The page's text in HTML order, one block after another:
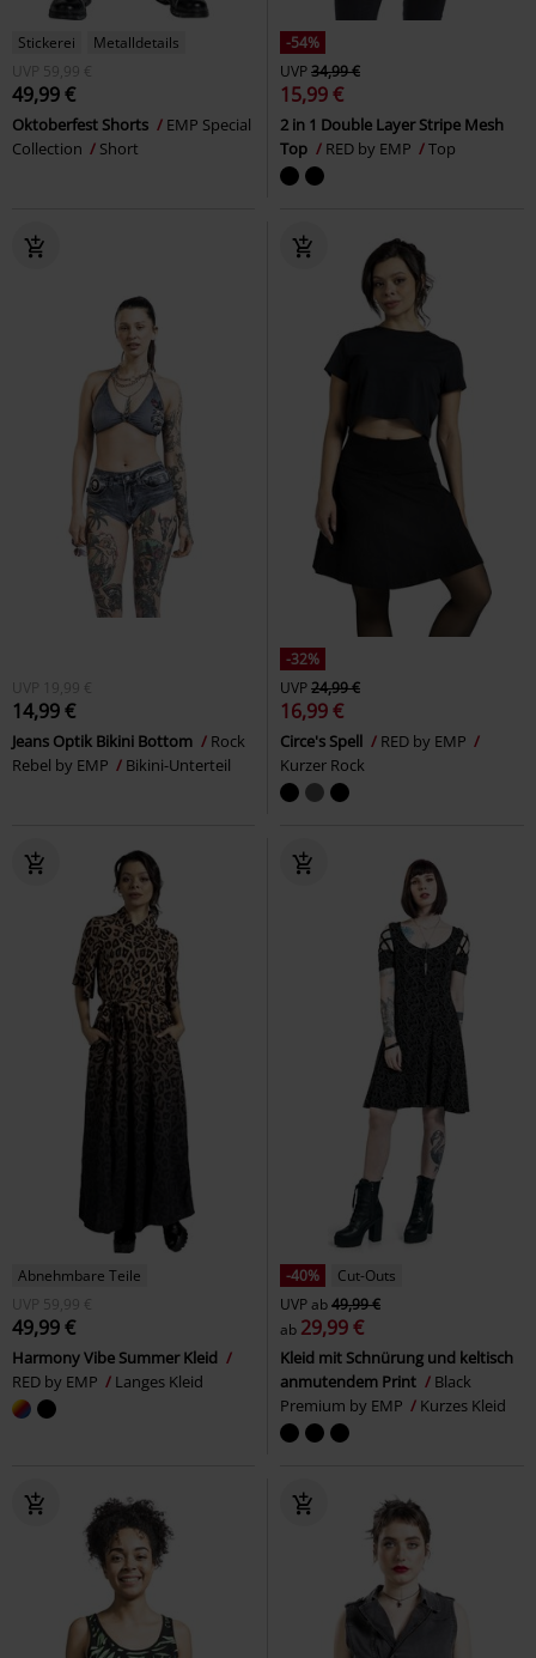
Stickerei
Metalldetails
UVP
59,99 €
49,99 €
Oktoberfest Shorts
EMP Special
Collection
Short
-54%
UVP34,99 €
15,99 €
2 in 1 Double Layer Stripe Mesh
Top
RED by EMP Top
UVP 19,99 €
14,99 €
Jeans Optik Bikini Bottom
Rock
Rebel by EMP
Bikini-Unterteil
-32%
UVP24,99 €
16,99 €
Circe's Spell
RED by EMP
Kurzer Rock
Abnehmbare Teile
UVP
59,99 €
49,99 €
Harmony Vibe Summer Kleid
RED by EMP
Langes Kleid
-40%
Cut-Outs
UVPab49,99 €
ab 29,99 €
Kleid mit Schnürung und keltisch
anmutendem Print
Black
Premium by EMP
Kurzes Kleid